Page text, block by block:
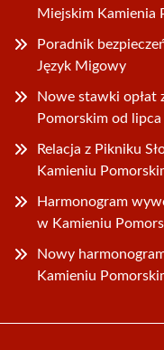
Miejskim Kamienia
Poradnik
Język Migowy
Nowe stawki opłat
Pomorskim od
Relacja z Pikniku
Kamieniu
Harmonogram
w Kamieniu
Nowy
Kamieniu